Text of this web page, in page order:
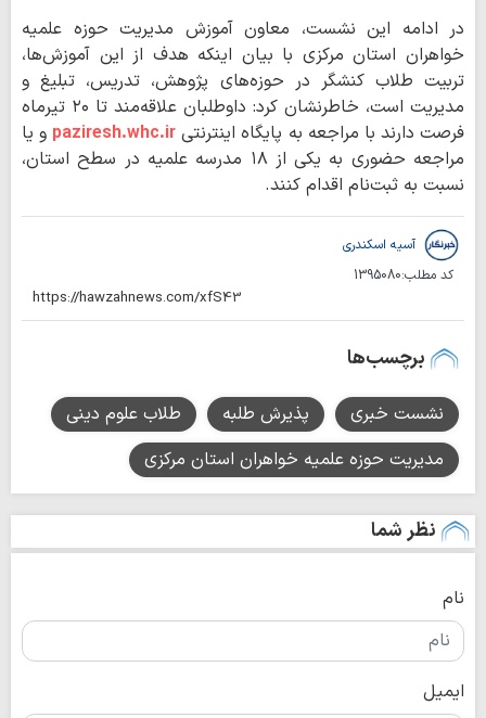
در ادامه این نشست، معاون آموزش مدیریت حوزه‌ علمیه
خواهران استان مرکزی با بیان اینکه هدف از این آموزش‌ها،
تربیت طلاب کنشگر در حوزه‌های پژوهش، تدریس، تبلیغ و
مدیریت است، خاطرنشان کرد: داوطلبان علاقه‌مند تا ۲۰ تیرماه
فرصت دارند با مراجعه به پایگاه اینترنتی paziresh.whc.ir و یا
مراجعه حضوری به یکی از ۱۸ مدرسه علمیه در سطح استان،
نسبت به ثبت‌نام اقدام کنند.
آسیه اسکندری
کد مطلب:1395080
برچسب‌ها
نشست خبری پذیرش طلبه
طلاب علوم دینی
مدیریت حوزه علمیه خواهران استان مرکزی
نظر شما
نام
ایمیل